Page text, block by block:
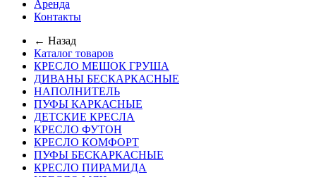
Аренда
Контакты
← Назад
Каталог товаров
КРЕСЛО МЕШОК ГРУША
ДИВАНЫ БЕСКАРКАСНЫЕ
НАПОЛНИТЕЛЬ
ПУФЫ КАРКАСНЫЕ
ДЕТСКИЕ КРЕСЛА
КРЕСЛО ФУТОН
КРЕСЛО КОМФОРТ
ПУФЫ БЕСКАРКАСНЫЕ
КРЕСЛО ПИРАМИДА